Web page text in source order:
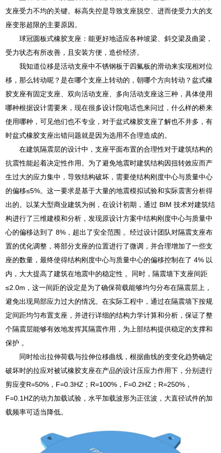
支座受力不均的关键。标高失控是导致支座脱空、进而使受力大的支
座变形超限的主要原因。
球冠圆板式橡胶支座：能更好地适应各种坡梁、斜交梁及曲梁，
受力状态有所改善，且安装方便，造价经济。
我知道位移是活动支座中不锈钢板于四氟板的滑动来实现相对位
移，那么转动呢？是在哪个支座上转动的，朝哪个方向转动？盆式橡
胶支座有固定支座、双向活动支座、多向活动支座这三种，具体使用
哪种根据设计需要来，现在很多设计院电话也来问过，什么样的桥来
使用哪种，可见他们也不专业，对于盆式橡胶支座了解也不并多，有
时盆式橡胶支座出错问题就是因为选用不合理造成的。
在建筑隔震层的设计中，支座平面布置的合理性对于建筑结构的
抗震性能起着决定性作用。为了避免地震时建筑结构因扭转效应而产
生过大的应力集中，导致结构破坏，需要使结构刚度中心与质量中心
的偏移≤5%。这一要求是基于大量的地震模拟试验和实际震害分析得
出的。以某大型商业建筑为例，在设计初期，通过 BIM 技术对建筑结
构进行了三维建模和分析，发现原设计方案中结构刚度中心与质量中
心的偏移达到了 8%，超出了安全范围 。经过设计团队对隔震支座布
置的优化调整，将部分支座的位置进行了微调，并合理增加了一些支
座的数量，最终使得结构刚度中心与质量中心的偏移控制在了 4% 以
内，大大提高了建筑在地震中的稳定性 。同时，隔震墙下支座间距
≤2.0m，这一间距的设定是为了确保荷载能够均匀分布在隔震层上，
避免出现局部应力过大的情况。在实际工程中，通过在隔震墙下按规
定间距均匀布置支座，并进行详细的结构力学计算和分析，保证了整
个隔震层能够有效地发挥其隔震作用，为上部结构提供稳定的支撑和
保护 。
同时绘出拉伸荷载与拉伸位移曲线，根据曲线的变变化趋势确定
破坏时的拉应对被试橡胶支座在产品的设计压应力作用下，分别进行
剪应变R=50%，F=0.3HZ；R=100%，F=0.2HZ；R=250%，
F=0.1HZ的动力加载试验，水平加载波形为正弦波，大直径试件的加
载频率可适当降低。